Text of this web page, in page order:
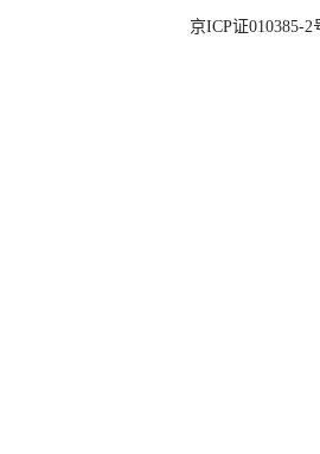
京ICP证010385-2